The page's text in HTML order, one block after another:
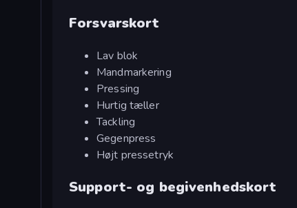
Forsvarskort
Lav blok
Mandmarkering
Pressing
Hurtig tæller
Tackling
Gegenpress
Højt pressetryk
Support- og begivenhedskort